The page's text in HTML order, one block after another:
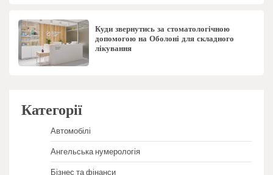
Куди звернутись за стоматологічною
допомогою на Оболоні для складного
лікування
Категорії
Автомобілі
Ангельська нумерологія
Бізнес та фінанси